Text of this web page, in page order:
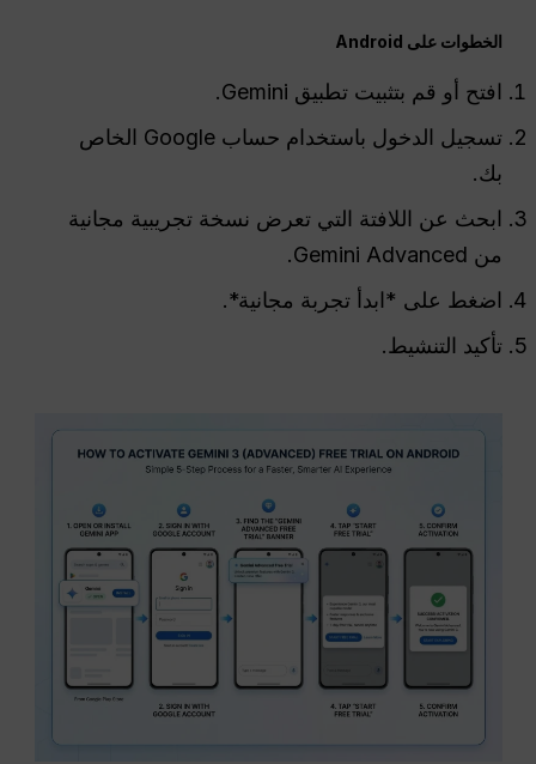
الخطوات على Android
افتح أو قم بتثبيت تطبيق Gemini.
تسجيل الدخول باستخدام حساب Google الخاص
بك.
ابحث عن اللافتة التي تعرض نسخة تجريبية مجانية
من Gemini Advanced.
اضغط على *ابدأ تجربة مجانية*.
تأكيد التنشيط.